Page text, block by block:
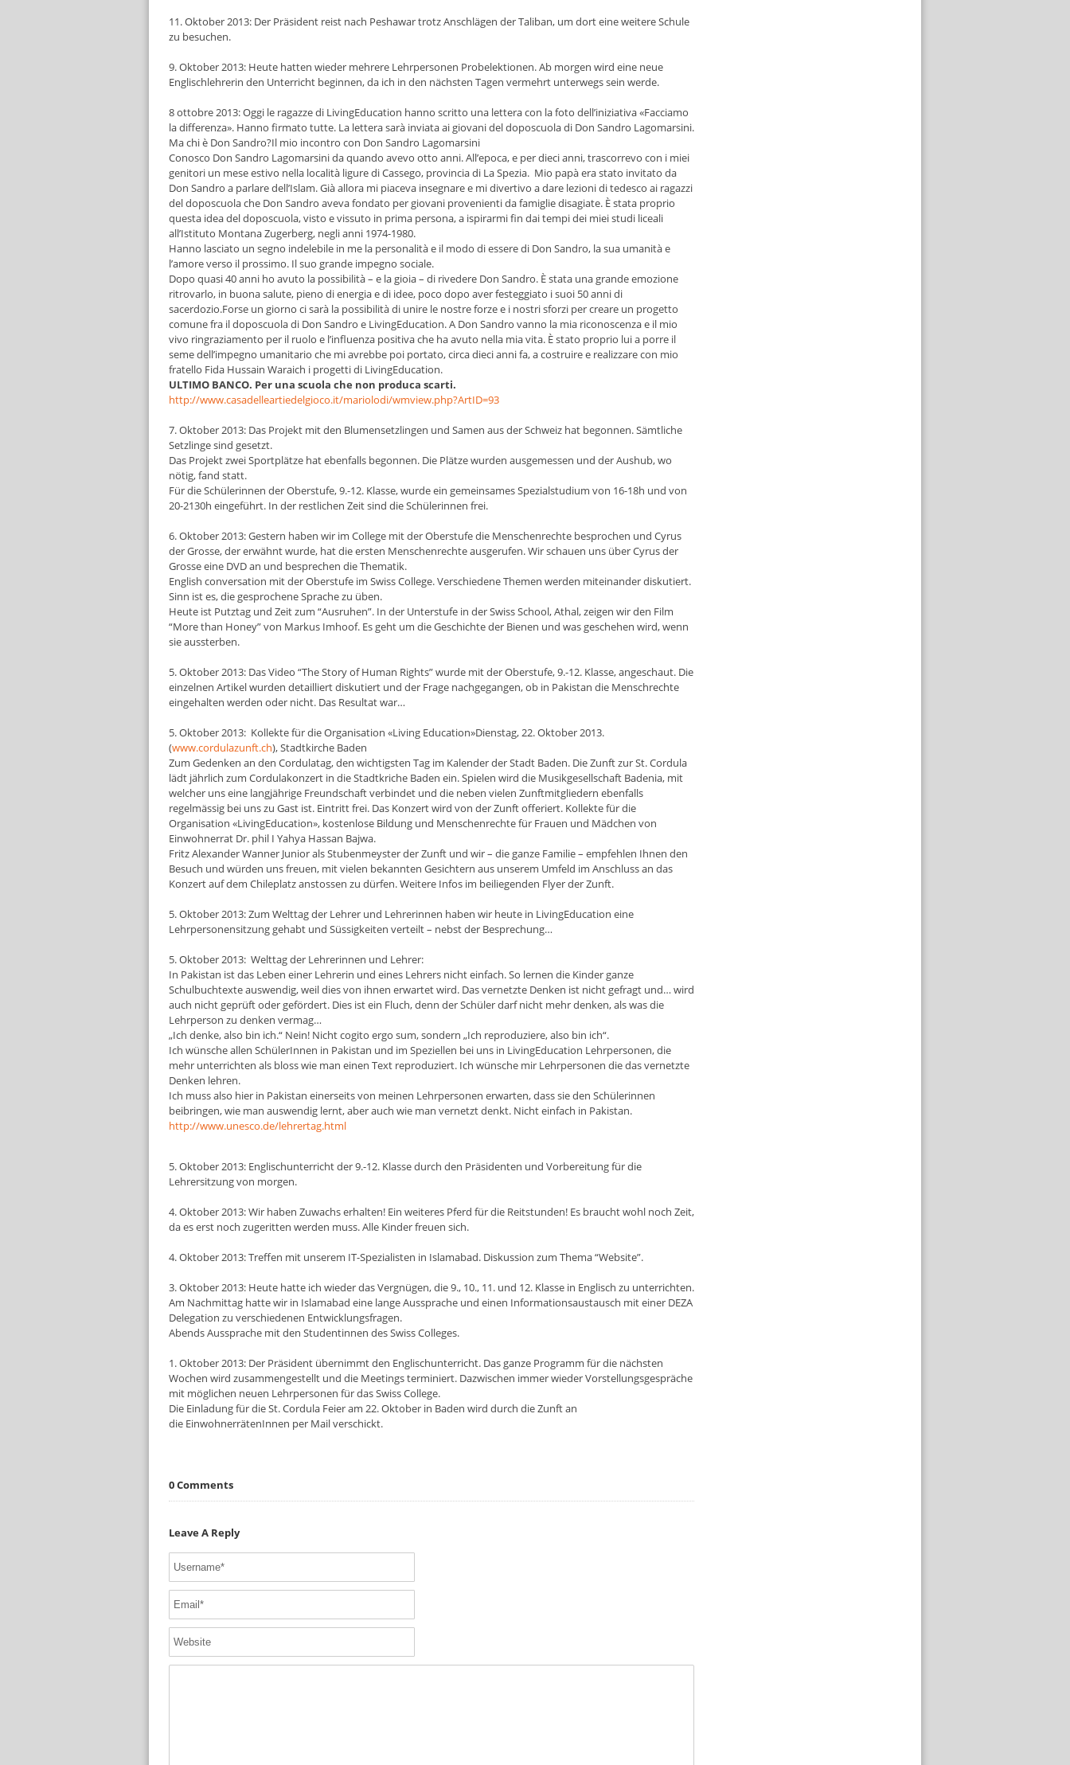
11. Oktober 2013: Der Präsident reist nach Peshawar trotz Anschlägen der Taliban, um dort eine weitere Schule
zu besuchen.
9. Oktober 2013: Heute hatten wieder mehrere Lehrpersonen Probelektionen. Ab morgen wird eine neue
Englischlehrerin den Unterricht beginnen, da ich in den nächsten Tagen vermehrt unterwegs sein werde.
8 ottobre 2013: Oggi le ragazze di LivingEducation hanno scritto una lettera con la foto dell’iniziativa «Facciamo
la differenza». Hanno firmato tutte. La lettera sarà inviata ai giovani del doposcuola di Don Sandro Lagomarsini.
Ma chi è Don Sandro?Il mio incontro con Don Sandro Lagomarsini
Conosco Don Sandro Lagomarsini da quando avevo otto anni. All’epoca, e per dieci anni, trascorrevo con i miei
genitori un mese estivo nella località ligure di Cassego, provincia di La Spezia. Mio papà era stato invitato da
Don Sandro a parlare dell’Islam. Già allora mi piaceva insegnare e mi divertivo a dare lezioni di tedesco ai ragazzi
del doposcuola che Don Sandro aveva fondato per giovani provenienti da famiglie disagiate. È stata proprio
questa idea del doposcuola, visto e vissuto in prima persona, a ispirarmi fin dai tempi dei miei studi liceali
all’Istituto Montana Zugerberg, negli anni 1974-1980.
Hanno lasciato un segno indelebile in me la personalità e il modo di essere di Don Sandro, la sua umanità e
l’amore verso il prossimo. Il suo grande impegno sociale.
Dopo quasi 40 anni ho avuto la possibilità – e la gioia – di rivedere Don Sandro. È stata una grande emozione
ritrovarlo, in buona salute, pieno di energia e di idee, poco dopo aver festeggiato i suoi 50 anni di
sacerdozio.Forse un giorno ci sarà la possibilità di unire le nostre forze e i nostri sforzi per creare un progetto
comune fra il doposcuola di Don Sandro e LivingEducation. A Don Sandro vanno la mia riconoscenza e il mio
vivo ringraziamento per il ruolo e l’influenza positiva che ha avuto nella mia vita. È stato proprio lui a porre il
seme dell’impegno umanitario che mi avrebbe poi portato, circa dieci anni fa, a costruire e realizzare con mio
fratello Fida Hussain Waraich i progetti di LivingEducation.
ULTIMO BANCO. Per una scuola che non produca scarti.
http://www.casadelleartiedelgioco.it/mariolodi/wmview.php?ArtID=93
7. Oktober 2013: Das Projekt mit den Blumensetzlingen und Samen aus der Schweiz hat begonnen. Sämtliche
Setzlinge sind gesetzt.
Das Projekt zwei Sportplätze hat ebenfalls begonnen. Die Plätze wurden ausgemessen und der Aushub, wo
nötig, fand statt.
Für die Schülerinnen der Oberstufe, 9.-12. Klasse, wurde ein gemeinsames Spezialstudium von 16-18h und von
20-2130h eingeführt. In der restlichen Zeit sind die Schülerinnen frei.
6. Oktober 2013: Gestern haben wir im College mit der Oberstufe die Menschenrechte besprochen und Cyrus
der Grosse, der erwähnt wurde, hat die ersten Menschenrechte ausgerufen. Wir schauen uns über Cyrus der
Grosse eine DVD an und besprechen die Thematik.
English conversation mit der Oberstufe im Swiss College. Verschiedene Themen werden miteinander diskutiert.
Sinn ist es, die gesprochene Sprache zu üben.
Heute ist Putztag und Zeit zum “Ausruhen”. In der Unterstufe in der Swiss School, Athal, zeigen wir den Film
“More than Honey” von Markus Imhoof. Es geht um die Geschichte der Bienen und was geschehen wird, wenn
sie aussterben.
5. Oktober 2013: Das Video “The Story of Human Rights” wurde mit der Oberstufe, 9.-12. Klasse, angeschaut. Die
einzelnen Artikel wurden detailliert diskutiert und der Frage nachgegangen, ob in Pakistan die Menschrechte
eingehalten werden oder nicht. Das Resultat war…
5. Oktober 2013: Kollekte für die Organisation «Living Education»Dienstag, 22. Oktober 2013.
(www.cordulazunft.ch), Stadtkirche Baden
Zum Gedenken an den Cordulatag, den wichtigsten Tag im Kalender der Stadt Baden. Die Zunft zur St. Cordula
lädt jährlich zum Cordulakonzert in die Stadtkriche Baden ein. Spielen wird die Musikgesellschaft Badenia, mit
welcher uns eine langjährige Freundschaft verbindet und die neben vielen Zunftmitgliedern ebenfalls
regelmässig bei uns zu Gast ist. Eintritt frei. Das Konzert wird von der Zunft offeriert. Kollekte für die
Organisation «LivingEducation», kostenlose Bildung und Menschenrechte für Frauen und Mädchen von
Einwohnerrat Dr. phil I Yahya Hassan Bajwa.
Fritz Alexander Wanner Junior als Stubenmeyster der Zunft und wir – die ganze Familie – empfehlen Ihnen den
Besuch und würden uns freuen, mit vielen bekannten Gesichtern aus unserem Umfeld im Anschluss an das
Konzert auf dem Chileplatz anstossen zu dürfen. Weitere Infos im beiliegenden Flyer der Zunft.
5. Oktober 2013: Zum Welttag der Lehrer und Lehrerinnen haben wir heute in LivingEducation eine
Lehrpersonensitzung gehabt und Süssigkeiten verteilt – nebst der Besprechung…
5. Oktober 2013: Welttag der Lehrerinnen und Lehrer:
In Pakistan ist das Leben einer Lehrerin und eines Lehrers nicht einfach. So lernen die Kinder ganze
Schulbuchtexte auswendig, weil dies von ihnen erwartet wird. Das vernetzte Denken ist nicht gefragt und… wird
auch nicht geprüft oder gefördert. Dies ist ein Fluch, denn der Schüler darf nicht mehr denken, als was die
Lehrperson zu denken vermag…
„Ich denke, also bin ich.“ Nein! Nicht cogito ergo sum, sondern „Ich reproduziere, also bin ich“.
Ich wünsche allen SchülerInnen in Pakistan und im Speziellen bei uns in LivingEducation Lehrpersonen, die
mehr unterrichten als bloss wie man einen Text reproduziert. Ich wünsche mir Lehrpersonen die das vernetzte
Denken lehren.
Ich muss also hier in Pakistan einerseits von meinen Lehrpersonen erwarten, dass sie den Schülerinnen
beibringen, wie man auswendig lernt, aber auch wie man vernetzt denkt. Nicht einfach in Pakistan.
http://www.unesco.de/lehrertag.html
5. Oktober 2013: Englischunterricht der 9.-12. Klasse durch den Präsidenten und Vorbereitung für die
Lehrersitzung von morgen.
4. Oktober 2013: Wir haben Zuwachs erhalten! Ein weiteres Pferd für die Reitstunden! Es braucht wohl noch Zeit,
da es erst noch zugeritten werden muss. Alle Kinder freuen sich.
4. Oktober 2013: Treffen mit unserem IT-Spezialisten in Islamabad. Diskussion zum Thema “Website”.
3. Oktober 2013: Heute hatte ich wieder das Vergnügen, die 9., 10., 11. und 12. Klasse in Englisch zu unterrichten.
Am Nachmittag hatte wir in Islamabad eine lange Aussprache und einen Informationsaustausch mit einer DEZA
Delegation zu verschiedenen Entwicklungsfragen.
Abends Aussprache mit den Studentinnen des Swiss Colleges.
1. Oktober 2013: Der Präsident übernimmt den Englischunterricht. Das ganze Programm für die nächsten
Wochen wird zusammengestellt und die Meetings terminiert. Dazwischen immer wieder Vorstellungsgespräche
mit möglichen neuen Lehrpersonen für das Swiss College.
Die Einladung für die St. Cordula Feier am 22. Oktober in Baden wird durch die Zunft an
die EinwohnerrätenInnen per Mail verschickt.
0 Comments
Leave A Reply